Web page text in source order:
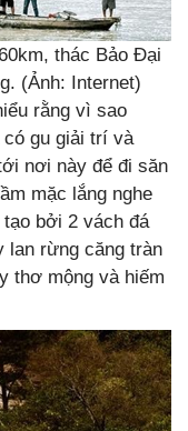
thác Bảo Đại
(Ảnh: Internet)
rằng vì sao
gu giải trí và
nơi này để đi săn
mặc lắng nghe
bởi 2 vách đá
lan rừng căng tràn
thơ mộng và hiếm